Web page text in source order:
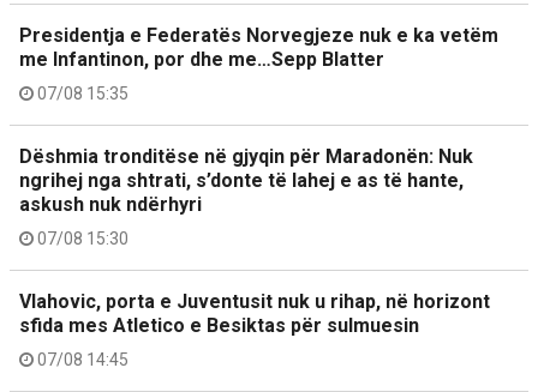
Presidentja e Federatës Norvegjeze nuk e ka vetëm
me Infantinon, por dhe me…Sepp Blatter
07/08 15:35
Dëshmia tronditëse në gjyqin për Maradonën: Nuk
ngrihej nga shtrati, s’donte të lahej e as të hante,
askush nuk ndërhyri
07/08 15:30
Vlahovic, porta e Juventusit nuk u rihap, në horizont
sfida mes Atletico e Besiktas për sulmuesin
07/08 14:45